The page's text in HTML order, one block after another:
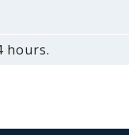
hours.